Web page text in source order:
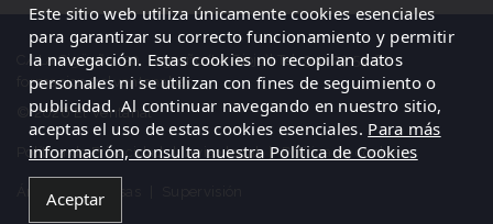
C/ La Cigüeña, 50, Logroño (La Rioja)| Tel: 941 23 59 65
formacion@elventanal.es
© 2026 El Ventanal
Política de Privacidad | Aviso legal | Política de cookies
Área de empresas
Este sitio web utiliza únicamente cookies esenciales
para garantizar su correcto funcionamiento y permitir
la navegación. Estas cookies no recopilan datos
personales ni se utilizan con fines de seguimiento o
publicidad. Al continuar navegando en nuestro sitio,
aceptas el uso de estas cookies esenciales. Para más
información, consulta nuestra Política de Cookies
Aceptar